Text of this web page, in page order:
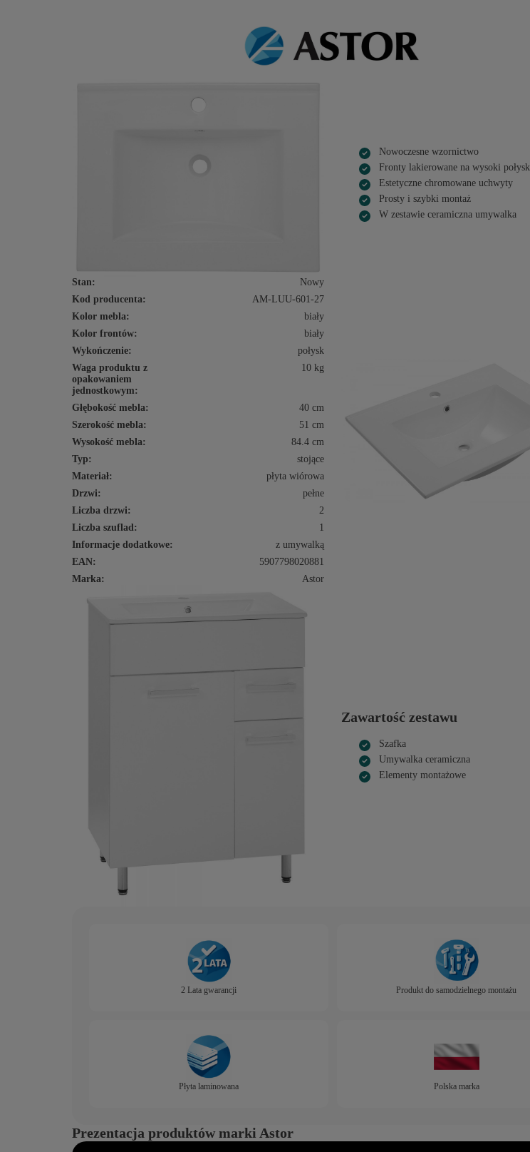
Nowoczesne wzornictwo
Fronty lakierowane na wysoki połysk
Estetyczne chromowane uchwyty
Prosty i szybki montaż
W zestawie ceramiczna umywalka
Stan:
Nowy
Kod producenta:
AM-LUU-601-27
Kolor mebla:
biały
Kolor frontów:
biały
Wykończenie:
połysk
Waga produktu z
opakowaniem
jednostkowym:
10 kg
Głębokość mebla:
40 cm
Szerokość mebla:
51 cm
Wysokość mebla:
84.4 cm
Typ:
stojące
Materiał:
płyta wiórowa
Drzwi:
pełne
Liczba drzwi:
2
Liczba szuflad:
1
Informacje dodatkowe:
z umywalką
EAN:
5907798020881
Marka:
Astor
Zawartość zestawu
Szafka
Umywalka ceramiczna
Elementy montażowe
2 Lata gwarancji Produkt do samodzielnego montażu
Płyta laminowana Polska marka
Prezentacja produktów marki Astor